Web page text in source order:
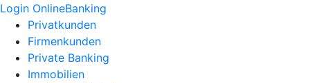
Login OnlineBanking
Privatkunden
Firmenkunden
Private Banking
Immobilien